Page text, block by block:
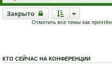
Закрыто
Закрыто
Отметить все темы как
КТО СЕЙЧАС НА КОНФЕРЕНЦИИ